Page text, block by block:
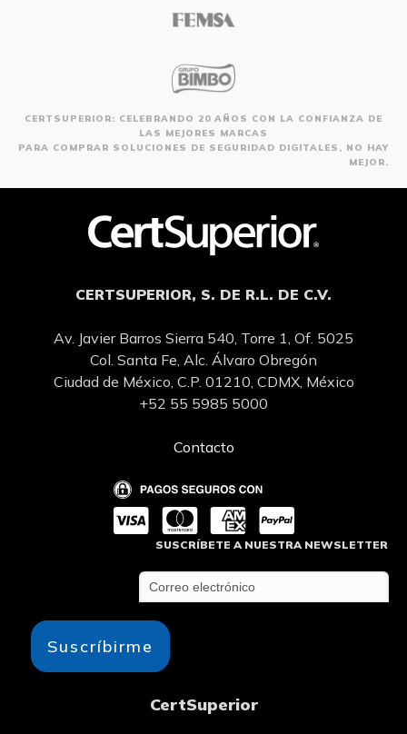
CERTSUPERIOR: CELEBRANDO 20 AÑOS CON LA CONFIANZA DE
LAS MEJORES MARCAS
PARA COMPRAR SOLUCIONES DE SEGURIDAD DIGITALES, NO HAY
MEJOR.
CERTSUPERIOR, S. DE R.L. DE C.V.
Av. Javier Barros Sierra 540, Torre 1, Of. 5025
Col. Santa Fe, Alc. Álvaro Obregón
Ciudad de México, C.P. 01210, CDMX, México
+52 55 5985 5000
Contacto
SUSCRÍBETE A NUESTRA NEWSLETTER
Suscríbirme
CertSuperior